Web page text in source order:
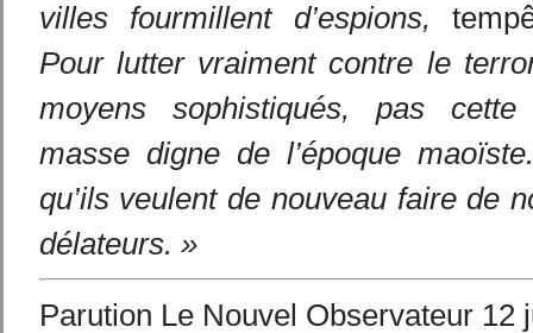
villes fourmillent d’espions,
Pour lutter vraiment contre le
moyens sophistiqués, pas cette
masse digne de l’époque
qu’ils veulent de nouveau faire de
délateurs. »
Parution Le Nouvel Observateur 12